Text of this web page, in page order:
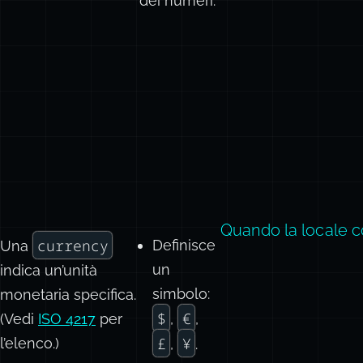
Una currency
indica un’unità
monetaria specifica.
(Vedi ISO 4217 per
l’elenco.)
Definisce
un
simbolo:
$ , € ,
£ , ¥ .
Quando la locale